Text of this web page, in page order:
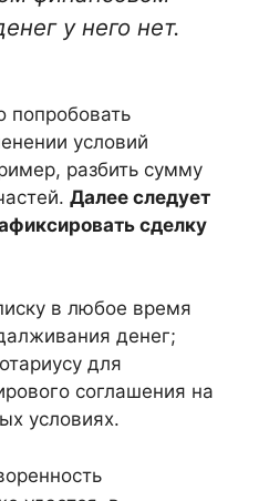
у него нет.
попробовать
условий
разбить сумму
Далее следует
сделку
в любое время
денег;
для
соглашения на
условиях.